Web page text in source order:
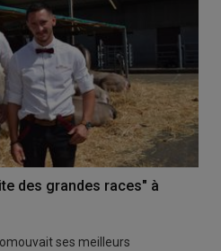
des grandes races" à
ses meilleurs